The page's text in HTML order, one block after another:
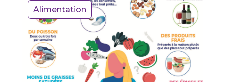
Alimentation